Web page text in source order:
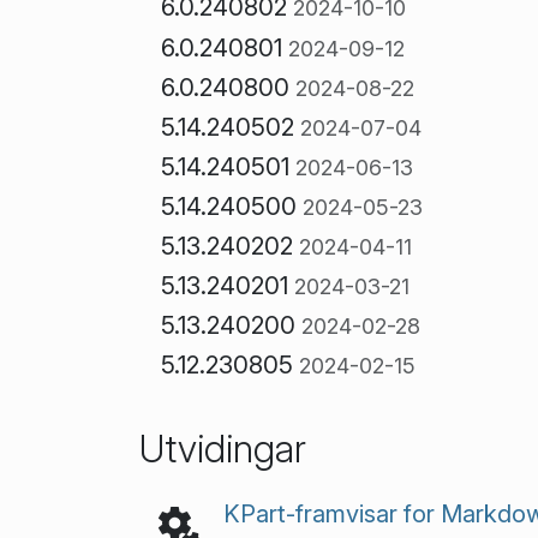
6.0.240802 2024-10-10
6.0.240801 2024-09-12
6.0.240800 2024-08-22
5.14.240502 2024-07-04
5.14.240501 2024-06-13
5.14.240500 2024-05-23
5.13.240202 2024-04-11
5.13.240201 2024-03-21
5.13.240200 2024-02-28
5.12.230805 2024-02-15
Utvidingar
KPart-framvisar for